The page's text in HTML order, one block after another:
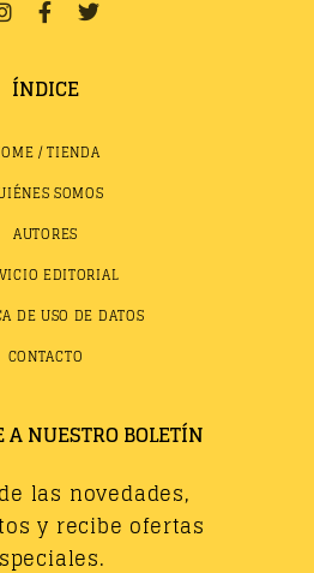
ÍNDICE
/ TIENDA
SOMOS
AUTORES
EDITORIAL
DE USO DE DATOS
CONTACTO
A NUESTRO BOLETÍN
las novedades,
y recibe ofertas